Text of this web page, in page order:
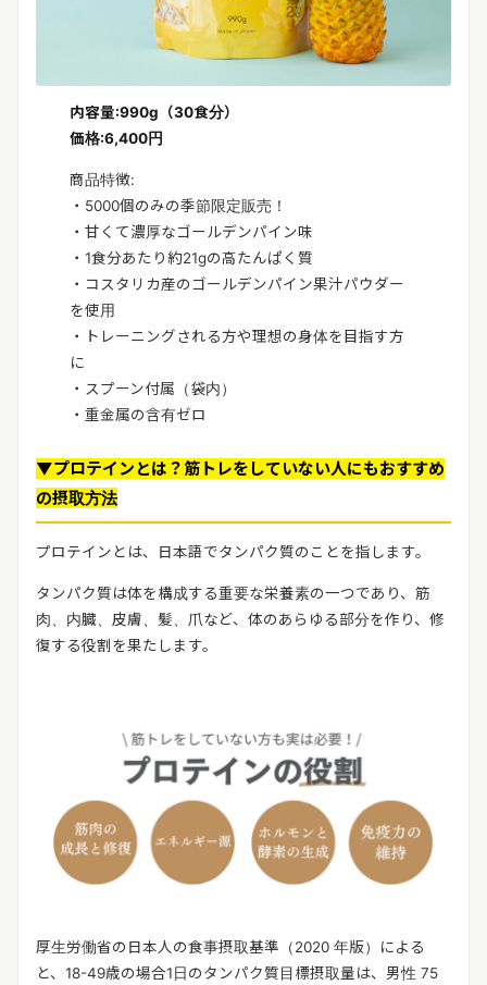
内容量:990g（30食分）
価格:6,400円
商品特徴:
・5000個のみの季節限定販売！
・甘くて濃厚なゴールデンパイン味
・1食分あたり約21gの高たんぱく質
・コスタリカ産のゴールデンパイン果汁パウダー
を使用
・トレーニングされる方や理想の身体を目指す方
に
・スプーン付属（袋内）
・重金属の含有ゼロ
▼プロテインとは？筋トレをしていない人にもおすすめ
の摂取方法
プロテインとは、日本語でタンパク質のことを指します。
タンパク質は体を構成する重要な栄養素の一つであり、筋
肉、内臓、皮膚、髪、爪など、体のあらゆる部分を作り、修
復する役割を果たします。
厚生労働省の日本人の食事摂取基準（2020 年版）による
と、18-49歳の場合1日のタンパク質目標摂取量は、男性 75